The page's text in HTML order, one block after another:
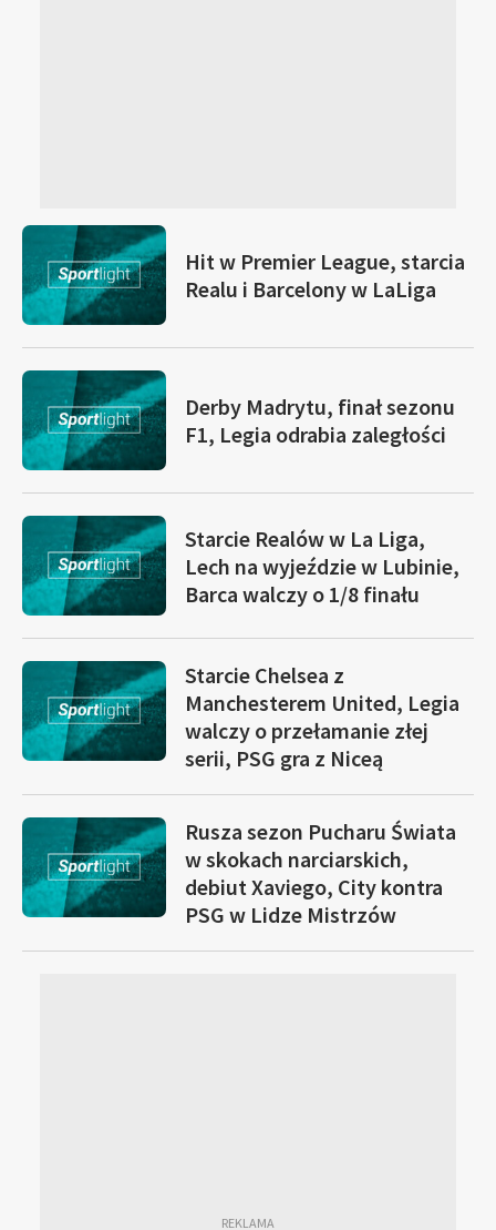
Hit w Premier League, starcia
Realu i Barcelony w LaLiga
Derby Madrytu, finał sezonu
F1, Legia odrabia zaległości
Starcie Realów w La Liga,
Lech na wyjeździe w Lubinie,
Barca walczy o 1/8 finału
Starcie Chelsea z
Manchesterem United, Legia
walczy o przełamanie złej
serii, PSG gra z Niceą
Rusza sezon Pucharu Świata
w skokach narciarskich,
debiut Xaviego, City kontra
PSG w Lidze Mistrzów